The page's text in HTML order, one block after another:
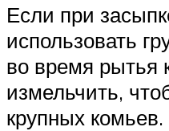
Если при
использовать
во время рытья
измельчить,
крупных комьев.